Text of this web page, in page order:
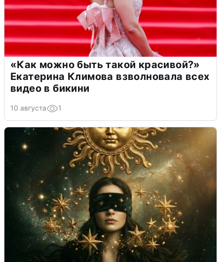
«Как можно быть такой красивой?»
Екатерина Климова взволновала всех
видео в бикини
10 августа 1